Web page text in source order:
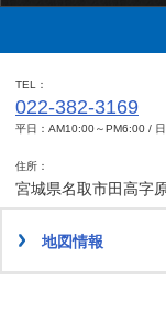
TEL
022-382-3169
平日：AM10:00～PM6:00 /
住所
宮城県名取市田高字
地図情報